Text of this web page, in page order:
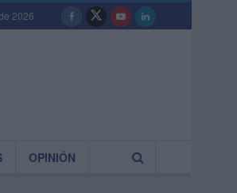
2026
OPINIÓN